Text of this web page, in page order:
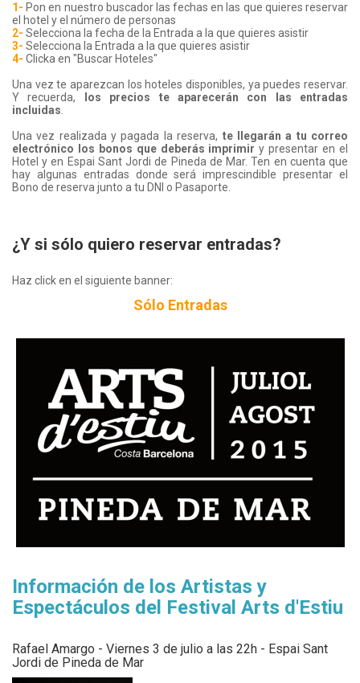
1- Pon en nuestro buscador las fechas en las que quieres reservar
el hotel y el número de personas
2- Selecciona la fecha de la Entrada a la que quieres asistir
3- Selecciona la Entrada a la que quieres asistir
4- Clicka en "Buscar Hoteles"
Una vez te aparezcan los hoteles disponibles, ya puedes reservar.
Y recuerda,
los precios te aparecerán con las entradas
incluidas
Una vez realizada y pagada la reserva, te llegarán a tu correo
electrónico los bonos que deberás imprimir y presentar en el
Hotel y en Espai Sant Jordi de Pineda de Mar. Ten en cuenta que
hay algunas entradas donde será imprescindible presentar el
Bono de reserva junto a tu DNI o Pasaporte.
¿Y si sólo quiero reservar entradas?
Haz click en el siguiente banner:
Sólo Entradas
Información de los Artistas y
Espectáculos del Festival Arts d'Estiu
Rafael Amargo - Viernes 3 de julio a las 22h - Espai Sant
Jordi de Pineda de Mar